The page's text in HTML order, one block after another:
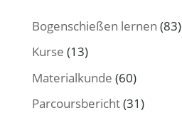
Bogenschießen lernen (83)
Kurse (13)
Materialkunde (60)
Parcoursbericht(31)